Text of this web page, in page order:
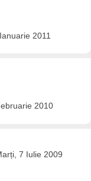
2011
2010
7 Iulie 2009